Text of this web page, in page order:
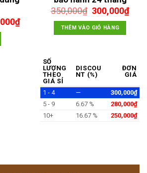
₫Giá
200,000₫.
350,000₫ Giá
gốc
là:
350,000₫.
300,000₫Giá
THÊM VÀO GIỎ HÀNG
SỐ
LƯỢNG
THEO
GIÁ SỈ
DISCOU
NT (%)
ĐƠN
GIÁ
1 - 4 — 300,000₫
5 - 9
6.67 % 280,000₫
10+
16.67 % 250,000₫